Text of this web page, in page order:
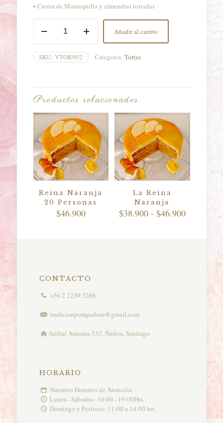
• Crema de Mantequilla y almendras tostadas
cantidad
Añadir al carrito
SKU: VTOR002 Categoría: Tortas
Productos relacionados
Reina Naranja
20 Personas
$46.900
La Reina
Naranja
$38.900 - $46.900Rango
CONTACTO
+56 2 2239 3286
tradicionpompadour@gmail.com
Aníbal Aracena 532, Ñuñoa, Santiago
HORARIO
Nuestros Horarios de Atención:
Lunes - Sábados: 10:00 - 19:00Hrs.
Domingo y Festivos: 11:00 a 14:00 hrs.